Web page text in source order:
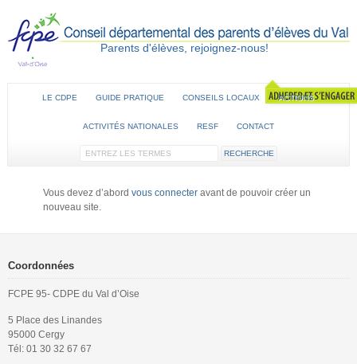
Parents d'élèves, rejoignez-nous!
LE CDPE GUIDE PRATIQUE CONSEILS LOCAUX ACTIONS
ACTIVITÉS NATIONALES RESF CONTACT
Vous devez d’abordvous connecter avant de pouvoir créer un
nouveau site.
Coordonnées
FCPE 95- CDPE du Val d’Oise
5 Place des Linandes
95000 Cergy
Tél: 01 30 32 67 67